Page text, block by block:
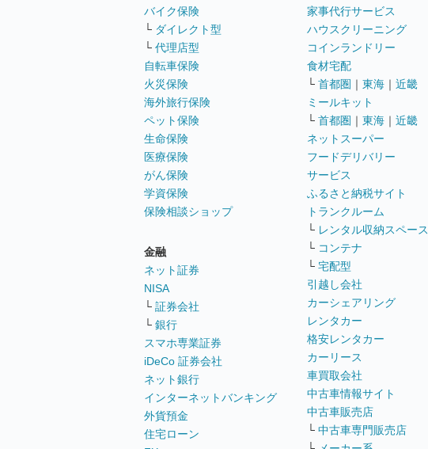
バイク保険
└ ダイレクト型
└ 代理店型
自転車保険
火災保険
海外旅行保険
ペット保険
生命保険
医療保険
がん保険
学資保険
保険相談ショップ
金融
ネット証券
NISA
└ 証券会社
└ 銀行
スマホ専業証券
iDeCo 証券会社
ネット銀行
インターネットバンキング
外貨預金
住宅ローン
家事代行サービス
ハウスクリーニング
コインランドリー
食材宅配
└ 首都圏 ｜ 東海 ｜ 近畿
ミールキット
└ 首都圏 ｜ 東海 ｜ 近畿
ネットスーパー
フードデリバリー
サービス
ふるさと納税サイト
トランクルーム
└ レンタル収納スペース
└ コンテナ
└ 宅配型
引越し会社
カーシェアリング
レンタカー
格安レンタカー
カーリース
車買取会社
中古車情報サイト
中古車販売店
└ 中古車専門販売店